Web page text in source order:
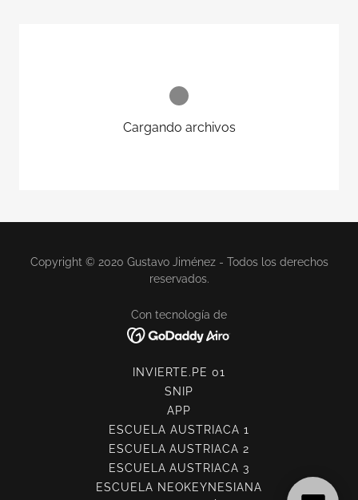
Cargando archivos
Copyright © 2020 Gustavo Jiménez - Todos los derechos
reservados.
Con tecnología de
INVIERTE.PE 01
SNIP
APP
ESCUELA AUSTRIACA 1
ESCUELA AUSTRIACA 2
ESCUELA AUSTRIACA 3
ESCUELA NEOKEYNESIANA